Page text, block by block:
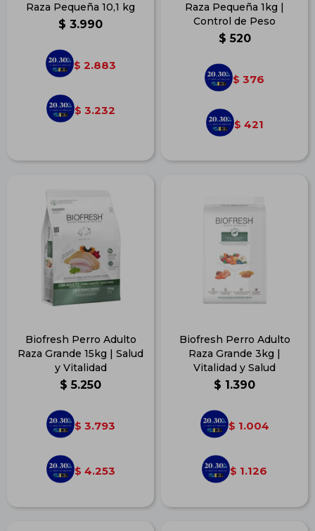
Raza Pequeña 10,1 kg
$ 3.990
$ 2.883
$ 3.232
Raza Pequeña 1kg |
Control de Peso
$ 520
$ 376
$ 421
Biofresh Perro Adulto
Raza Grande 15kg | Salud
y Vitalidad
$ 5.250
$ 3.793
$ 4.253
Biofresh Perro Adulto
Raza Grande 3kg |
Vitalidad y Salud
$ 1.390
$ 1.004
$ 1.126